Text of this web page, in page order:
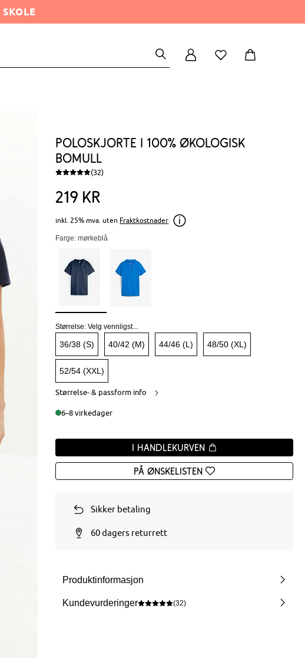
SKOLE
Poloskjorte i 100% økologisk
bomull
(32)
219 kr
inkl. 25% mva. uten Fraktkostnader
Farge: mørkeblå
Størrelse:Velg vennligst...
36/38 (S) 40/42 (M) 44/46 (L) 48/50 (XL)
52/54 (XXL)
Størrelse- & passform info
6–8 virkedager
I handlekurven
På ønskelisten
Sikker betaling
60 dagers returrett
Produktinformasjon
Kundevurderinger (32)